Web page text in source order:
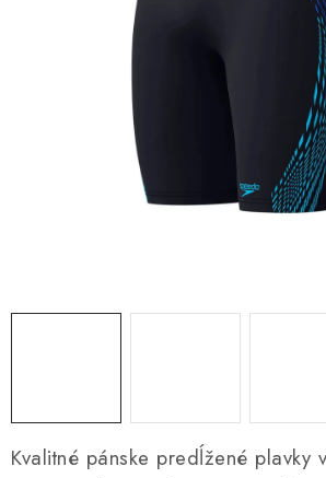
VŠETKO PRE DETI
PODVODNÉ SKÚTRE
Kvalitné pánske predĺžené plavky